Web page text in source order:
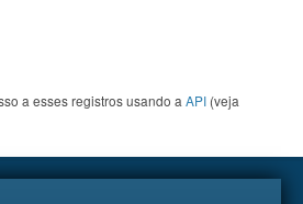
a esses registros usando a API (veja